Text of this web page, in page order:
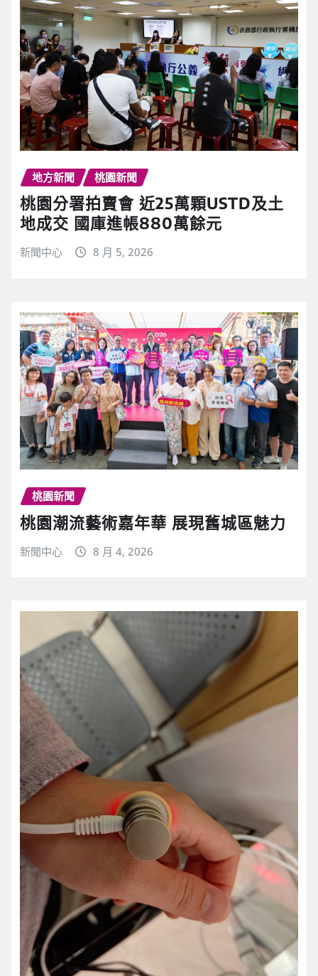
地方新聞 桃園新聞
桃園分署拍賣會 近25萬顆USTD及土
地成交 國庫進帳880萬餘元
新聞中心 8 月 5, 2026
桃園新聞
桃園潮流藝術嘉年華 展現舊城區魅力
新聞中心 8 月 4, 2026